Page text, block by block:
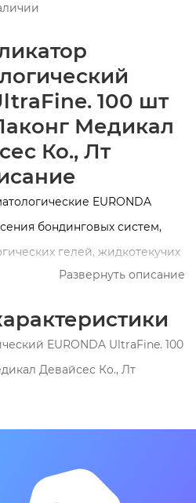
100 шт
Медикал
Ко., Лт
EURONDA
бондинговых систем,
гелей, жидкотекучих
и удобное внесение
Развернуть описание
EURONDA UltraFine. 100
Девайсес Ко., Лт